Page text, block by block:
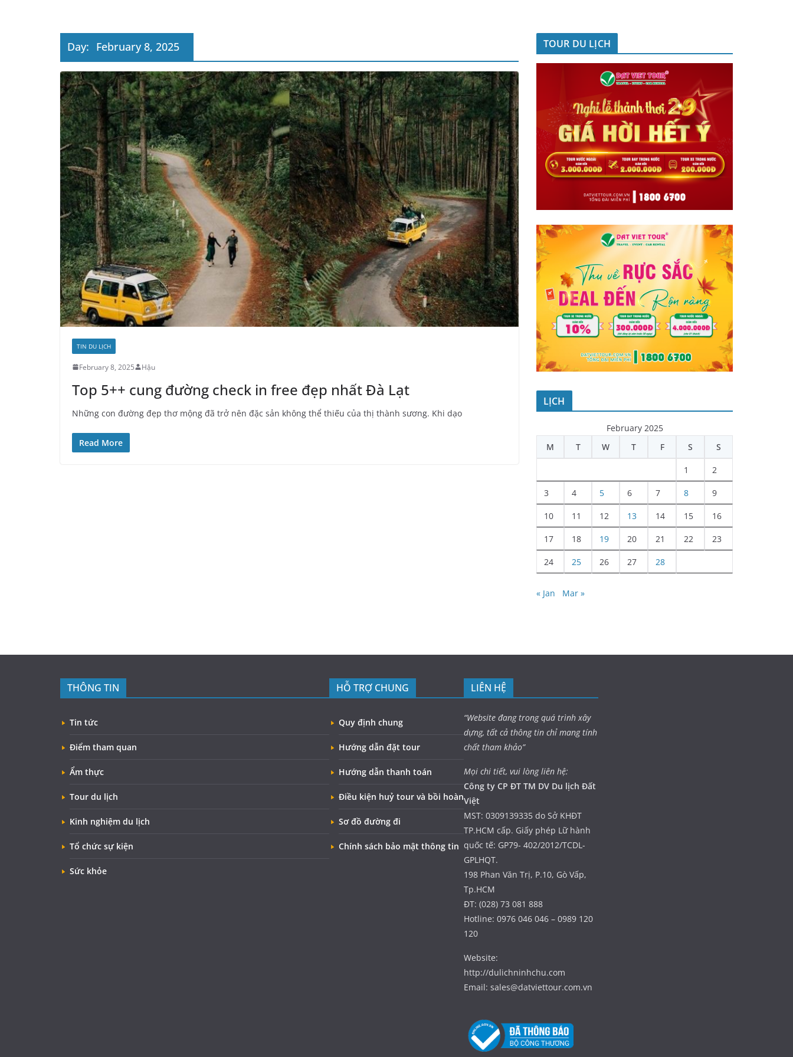
Day: February 8, 2025
TIN DU LỊCH
February 8, 2025 Hậu
Top 5++ cung đường check in free đẹp nhất Đà Lạt
Những con đường đẹp thơ mộng đã trở nên đặc sản không thể thiếu của thị thành sương. Khi dạo
Read More
TOUR DU LỊCH
LỊCH
February 2025
M
T W T F S S
1 2
3 4 5 6 7 8 9
10 11 12 13 14 15 16
17 18 19 20 21 22 23
24 25 26 27 28
« Jan Mar »
THÔNG TIN
Tin tức
Điểm tham quan
Ẩm thực
Tour du lịch
Kinh nghiệm du lịch
Tổ chức sự kiện
Sức khỏe
HỖ TRỢ CHUNG
Quy định chung
Hướng dẫn đặt tour
Hướng dẫn thanh toán
Điều kiện huỷ tour và bồi hoàn
Sơ đồ đường đi
Chính sách bảo mật thông tin
LIÊN HỆ
“Website đang trong quá trình xây
dựng, tất cả thông tin chỉ mang tính
chất tham khảo”
Mọi chi tiết, vui lòng liên hệ:
Công ty CP ĐT TM DV Du lịch Đất
Việt
MST: 0309139335 do Sở KHĐT
TP.HCM cấp. Giấy phép Lữ hành
quốc tế: GP79- 402/2012/TCDL-
GPLHQT.
198 Phan Văn Trị, P.10, Gò Vấp,
Tp.HCM
ĐT: (028) 73 081 888
Hotline: 0976 046 046 – 0989 120
120
Website:
http://dulichninhchu.com
Email: sales@datviettour.com.vn